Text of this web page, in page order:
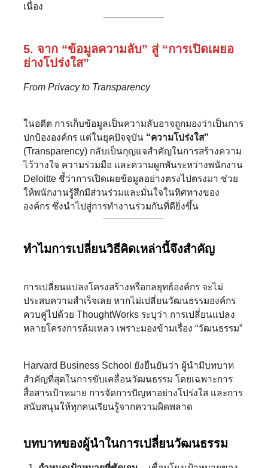
เนื่อง
5. จาก “ข้อมูลความลับ” สู่ “การเปิดเผยอ
ย่างโปร่งใส”
From Privacy to Transparency
ในอดีต การเก็บข้อมูลเป็นความลับอาจถูกมองว่าเป็นการ
ปกป้ององค์กร แต่ในยุคปัจจุบัน “ความโปร่งใส”
(Transparency) กลับเป็นกุญแจสำคัญในการสร้างความ
ไว้วางใจ ความร่วมมือ และความผูกพันระหว่างพนักงาน
Deloitte ชี้ว่าการเปิดเผยข้อมูลอย่างตรงไปตรงมา ช่วย
ให้พนักงานรู้สึกมีส่วนร่วมและมั่นใจในทิศทางของ
องค์กร ซึ่งนำไปสู่การทำงานร่วมกันที่ดียิ่งขึ้น
ทำไมการเปลี่ยนวิธีคิดเหล่านี้จึงสำคัญ
การเปลี่ยนแปลงโครงสร้างหรือกลยุทธ์องค์กร จะไม่
ประสบความสำเร็จเลย หากไม่เปลี่ยนวัฒนธรรมองค์กร
ควบคู่ไปด้วย ThoughtWorks ระบุว่า การเปลี่ยนแปลง
หลายโครงการล้มเหลว เพราะมองข้ามเรื่อง “วัฒนธรรม”
Harvard Business School ยังยืนยันว่า ผู้นำมีบทบาท
สำคัญที่สุดในการขับเคลื่อนวัฒนธรรม โดยเฉพาะการ
สื่อสารเป้าหมาย การจัดการปัญหาอย่างโปร่งใส และการ
สนับสนุนให้ทุกคนเรียนรู้จากความผิดพลาด
บทบาทของผู้นำในการเปลี่ยนวัฒนธรรม